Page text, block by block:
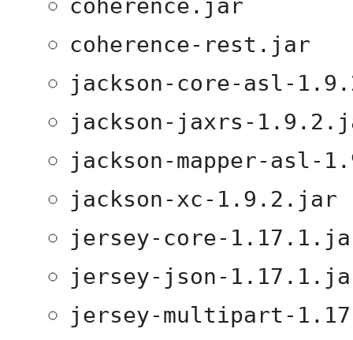
coherence.jar
coherence-rest.jar
jackson-core-asl-
jackson-jaxrs-
jackson-mapper-asl-
jackson-xc-1.9.2.jar
jersey-core-
jersey-json-
jersey-multipart-